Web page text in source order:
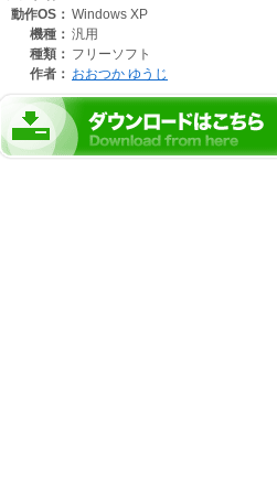
参照モードでは、現在のマスタファイルの内
作業者情報の新規登録、変更、削除は不可。
<更新モード>
また、作業者の新規登録も可能となっています
[登録]
画面下のテキストボックスに作業者情報を入力
動作OS： Windows XP
機種： 汎用
種類： フリーソフト
作者： おおつか ゆうじ